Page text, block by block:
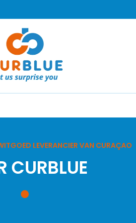
HOT
LEVERANCIER VAN CURAÇAO
CURBLUE